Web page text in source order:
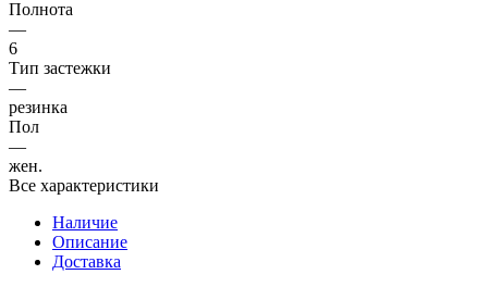
Полнота
—
6
Тип застежки
—
резинка
Пол
—
жен.
Все характеристики
Наличие
Описание
Доставка